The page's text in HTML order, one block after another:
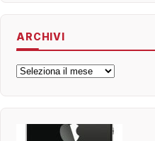
ARCHIVI
Archivi